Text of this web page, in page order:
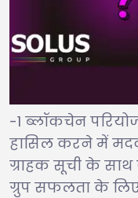
-1 ब्लॉकचेन
हासिल करने में
ग्राहक सूची के
ग्रुप सफलता के लिए